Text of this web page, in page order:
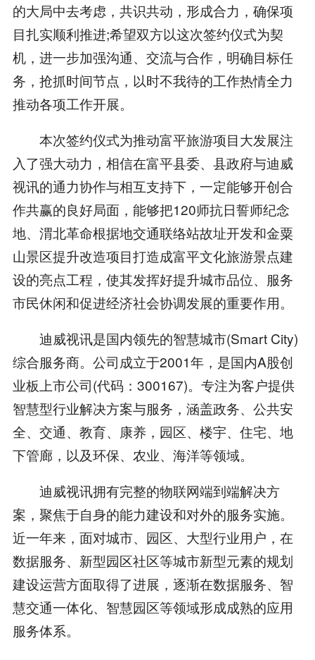
的大局中去考虑，共识共动，形成合力，确保项
目扎实顺利推进;希望双方以这次签约仪式为契
机，进一步加强沟通、交流与合作，明确目标任
务，抢抓时间节点，以时不我待的工作热情全力
推动各项工作开展。
本次签约仪式为推动富平旅游项目大发展注
入了强大动力，相信在富平县委、县政府与迪威
视讯的通力协作与相互支持下，一定能够开创合
作共赢的良好局面，能够把120师抗日誓师纪念
地、渭北革命根据地交通联络站故址开发和金粟
山景区提升改造项目打造成富平文化旅游景点建
设的亮点工程，使其发挥好提升城市品位、服务
市民休闲和促进经济社会协调发展的重要作用。
迪威视讯是国内领先的智慧城市(Smart City)
综合服务商。公司成立于2001年，是国内A股创
业板上市公司(代码：300167)。专注为客户提供
智慧型行业解决方案与服务，涵盖政务、公共安
全、交通、教育、康养，园区、楼宇、住宅、地
下管廊，以及环保、农业、海洋等领域。
迪威视讯拥有完整的物联网端到端解决方
案，聚焦于自身的能力建设和对外的服务实施。
近一年来，面对城市、园区、大型行业用户，在
数据服务、新型园区社区等城市新型元素的规划
建设运营方面取得了进展，逐渐在数据服务、智
慧交通一体化、智慧园区等领域形成成熟的应用
服务体系。